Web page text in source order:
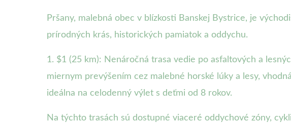
Pršany, malebná obec v blízkosti Banskej Bystrice, je
prírodných krás, historických pamiatok a oddychu.
1. $1 (25 km): Nenáročná trasa vedie po asfaltových a
miernym prevýšením cez malebné horské lúky a lesy,
ideálna na celodenný výlet s deťmi od 8 rokov.
Na týchto trasách sú dostupné viaceré oddychové zóny,